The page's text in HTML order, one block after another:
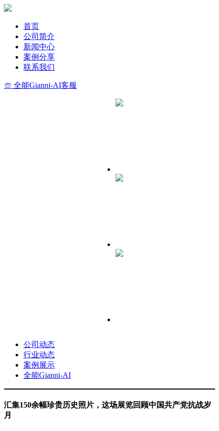
首页
公司简介
新闻中心
案例分享
联系我们
☏ 全能Gianni-AI客服
公司动态
行业动态
案例展示
全能Gianni-AI
汇集150余幅珍贵历史照片，这场展览回顾中国共产党抗战岁
月